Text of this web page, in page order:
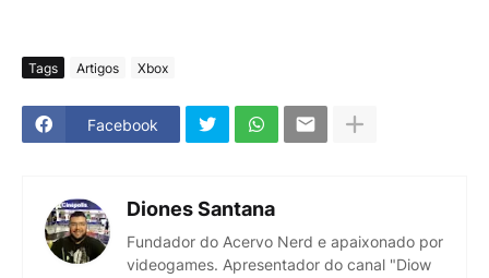
Tags Artigos Xbox
Facebook
Diones Santana
Fundador do Acervo Nerd e apaixonado por
videogames. Apresentador do canal "Diow